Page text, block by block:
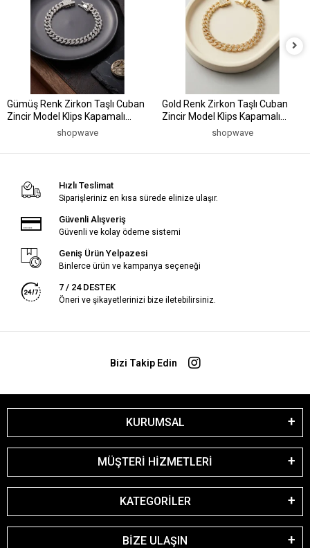
Gümüş Renk Zirkon Taşlı Cuban
Zincir Model Klips Kapamalı
Erkek Bileklikshopwave
Gold Renk Zirkon Taşlı Cuban
Zincir Model Klips Kapamalı
Erkek Bileklikshopwave
Hızlı Teslimat
Siparişleriniz en kısa sürede elinize ulaşır.
Güvenli Alışveriş
Güvenli ve kolay ödeme sistemi
Geniş Ürün Yelpazesi
Binlerce ürün ve kampanya seçeneği
7 / 24 DESTEK
Öneri ve şikayetlerinizi bize iletebilirsiniz.
Bizi Takip Edin
KURUMSAL
MÜŞTERİ HİZMETLERİ
KATEGORİLER
BİZE ULAŞIN